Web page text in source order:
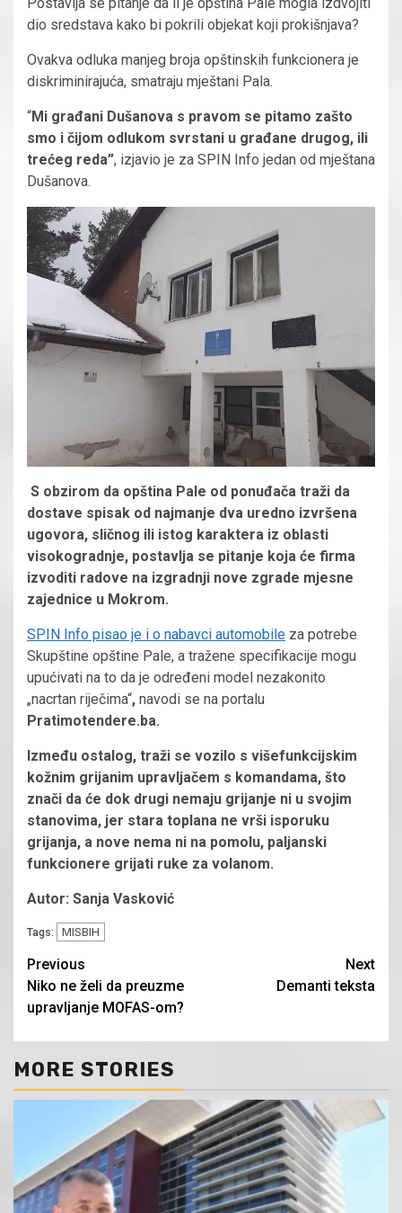
dio sredstava kako bi pokrili objekat koji prokišnjava?
Ovakva odluka manjeg broja opštinskih funkcionera je
diskriminirajuća, smatraju mještani Pala.
“Mi građani Dušanova s pravom se pitamo zašto
smo i čijom odlukom svrstani u građane drugog, ili
trećeg reda”, izjavio je za SPIN Info jedan od mještana
Dušanova.
S obzirom da opština Pale od ponuđača traži da
dostave spisak od najmanje dva uredno izvršena
ugovora, sličnog ili istog karaktera iz oblasti
visokogradnje, postavlja se pitanje koja će firma
izvoditi radove na izgradnji nove zgrade mjesne
zajednice u Mokrom.
SPIN Info pisao je i o nabavci automobile za potrebe
Skupštine opštine Pale, a tražene specifikacije mogu
upućivati na to da je određeni model nezakonito
„nacrtan riječima“, navodi se na portalu
Pratimotendere.ba.
Između ostalog, traži se vozilo s višefunkcijskim
kožnim grijanim upravljačem s komandama, što
znači da će dok drugi nemaju grijanje ni u svojim
stanovima, jer stara toplana ne vrši isporuku
grijanja, a nove nema ni na pomolu, paljanski
funkcionere grijati ruke za volanom.
Autor: Sanja Vasković
Tags: MISBIH
Continue
Reading
Previous
Niko ne želi da preuzme
upravljanje MOFAS-om?
Next
Demanti teksta
MORE STORIES